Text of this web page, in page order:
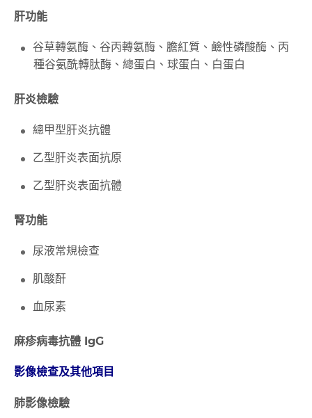
肝功能
谷草轉氨酶、谷丙轉氨酶、膽紅質、鹼性磷酸酶、丙
種谷氨酰轉肽酶、總蛋白、球蛋白、白蛋白
肝炎檢驗
總甲型肝炎抗體
乙型肝炎表面抗原
乙型肝炎表面抗體
腎功能
尿液常規檢查
肌酸酐
血尿素
麻疹病毒抗體 IgG
影像檢查及其他項目
肺影像檢驗